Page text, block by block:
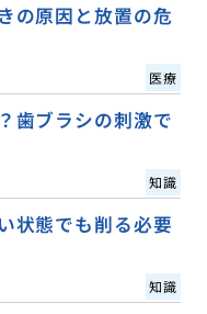
の原因と放置の危
医療
歯ブラシの刺激で
知識
状態でも削る必要
知識